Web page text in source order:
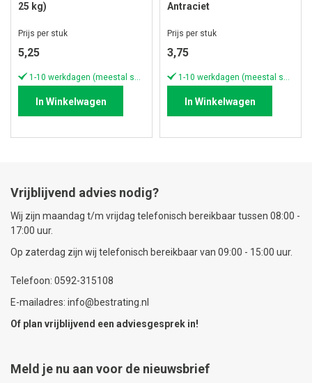
25 kg)
Prijs per stuk
5,25
In Winkelwagen
Antraciet
Prijs per stuk
3,75
In Winkelwagen
Vrijblijvend advies nodig?
Wij zijn maandag t/m vrijdag telefonisch bereikbaar tussen 08:00 -
17:00 uur.
Op zaterdag zijn wij telefonisch bereikbaar van 09:00 - 15:00 uur.
Telefoon: 0592-315108
E-mailadres: info@bestrating.nl
Of plan vrijblijvend een adviesgesprek in!
Meld je nu aan voor de nieuwsbrief